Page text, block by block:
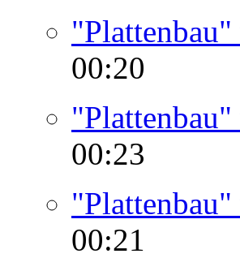
00:20
00:23
00:21